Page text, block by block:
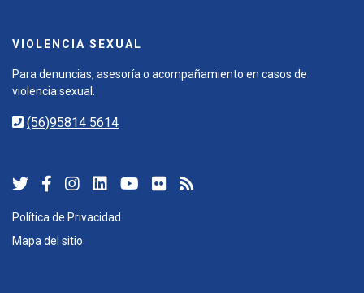
VIOLENCIA SEXUAL
Para denuncias, asesoría o acompañamiento en casos de
violencia sexual.
(56)95814 5614
Política de Privacidad
Mapa del sitio